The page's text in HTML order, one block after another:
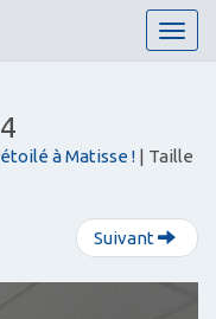
T
o
e
v
i
g
à Matisse ! | Taille
Suivant